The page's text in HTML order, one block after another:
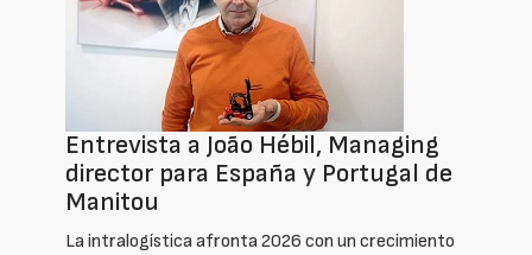
Entrevista a João Hébil, Managing
director para España y Portugal de
Manitou
La intralogística afronta 2026 con un crecimiento